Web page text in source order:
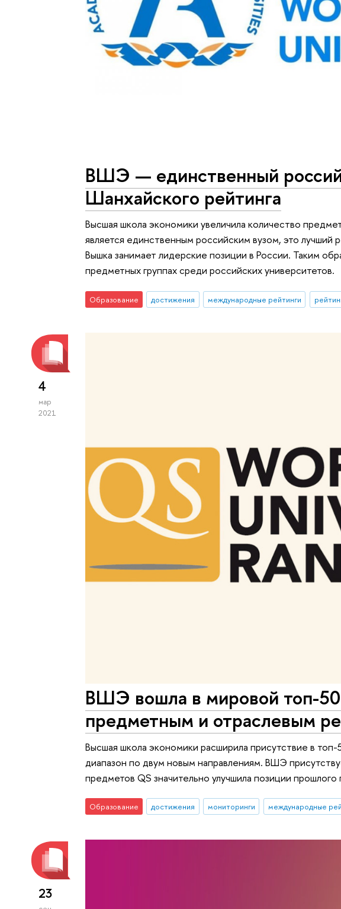
ВШЭ — единственный
Шанхайского рейтинга
Высшая школа экономики увеличила количество
является единственным российским вузом, это
Вышка занимает лидерские позиции в России. Таким
предметных группах среди российских университетов.
Образование достижения международные рейтинги
4
мар
2021
ВШЭ вошла в мировой топ-50
предметным и отраслевым
Высшая школа экономики расширила присутствие в
диапазон по двум новым направлениям. ВШЭ
предметов QS значительно улучшила позиции прошлого
Образование достижения мониторинги международные
23